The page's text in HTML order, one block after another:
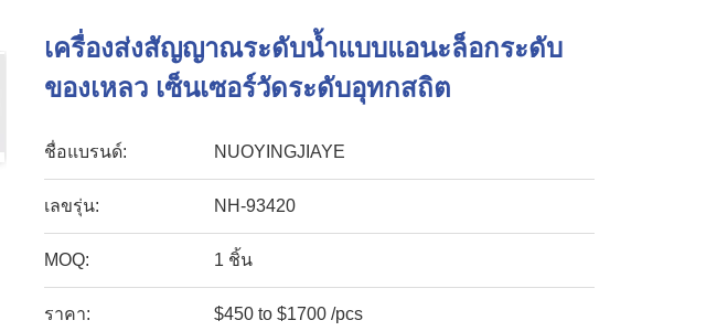
เครื่องส่งสัญญาณระดับน้ำแบบแอนะล็อกระดับ
ของเหลว เซ็นเซอร์วัดระดับอุทกสถิต
ชื่อแบรนด์: NUOYINGJIAYE
เลขรุ่น: NH-93420
MOQ: 1 ชิ้น
ราคา: $450 to $1700 /pcs